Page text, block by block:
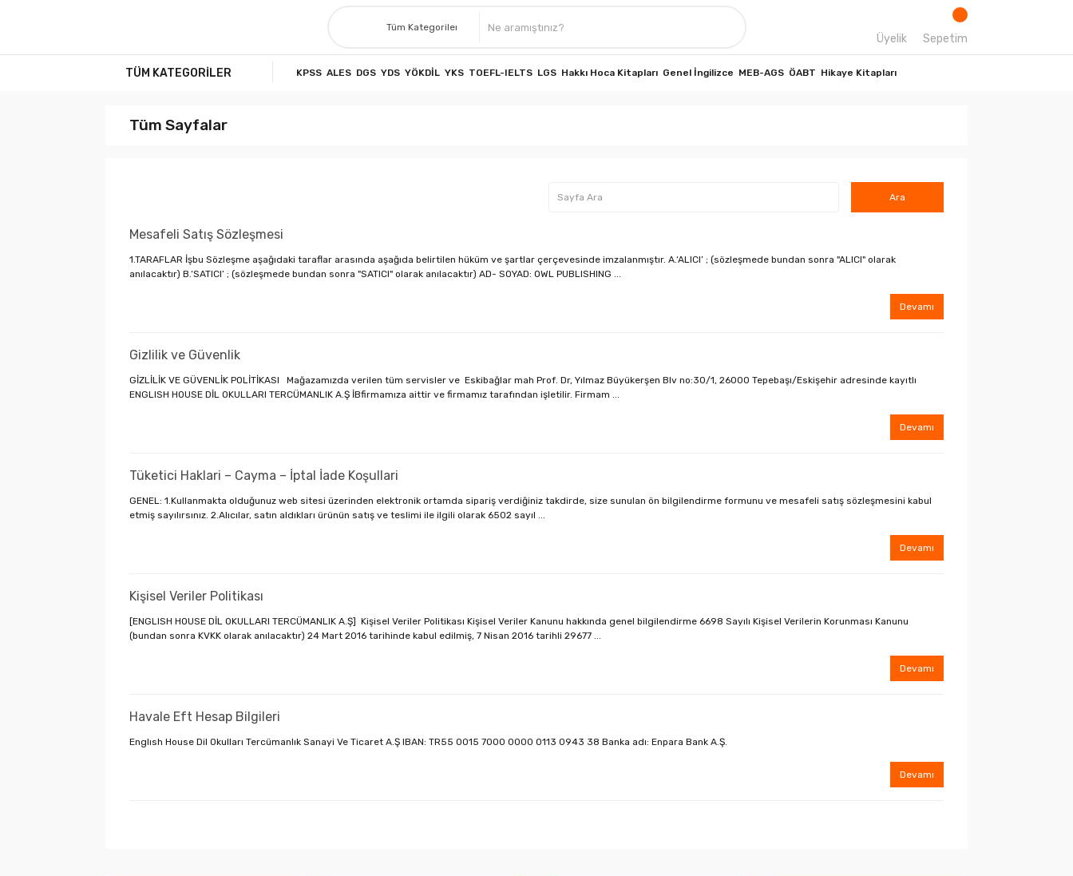
Üyelik Sepetim
TÜM KATEGORİLER KPSS ALES DGS YDS YÖKDİL YKS TOEFL-IELTS LGS Hakkı Hoca Kitapları Genel İngilizce MEB-AGS ÖABT Hikaye Kitapları
Tüm Sayfalar
Mesafeli Satış Sözleşmesi
1.TARAFLAR İşbu Sözleşme aşağıdaki taraflar arasında aşağıda belirtilen hüküm ve şartlar çerçevesinde imzalanmıştır. A.‘ALICI’ ; (sözleşmede bundan sonra "ALICI" olarak
anılacaktır) B.‘SATICI’ ; (sözleşmede bundan sonra "SATICI" olarak anılacaktır) AD- SOYAD: OWL PUBLISHING ...
Devamı
Gizlilik ve Güvenlik
GİZLİLİK VE GÜVENLİK POLİTİKASI Mağazamızda verilen tüm servisler ve Eskibağlar mah Prof. Dr, Yılmaz Büyükerşen Blv no:30/1, 26000 Tepebaşı/Eskişehir adresinde kayıtlı
ENGLISH HOUSE DİL OKULLARI TERCÜMANLIK A.Ş İBfirmamıza aittir ve firmamız tarafından işletilir. Firmam ...
Devamı
Tüketici Haklari – Cayma – İptal İade Koşullari
GENEL: 1.Kullanmakta olduğunuz web sitesi üzerinden elektronik ortamda sipariş verdiğiniz takdirde, size sunulan ön bilgilendirme formunu ve mesafeli satış sözleşmesini kabul
etmiş sayılırsınız. 2.Alıcılar, satın aldıkları ürünün satış ve teslimi ile ilgili olarak 6502 sayıl ...
Devamı
Kişisel Veriler Politikası
[ENGLISH HOUSE DİL OKULLARI TERCÜMANLIK A.Ş] Kişisel Veriler Politikası Kişisel Veriler Kanunu hakkında genel bilgilendirme 6698 Sayılı Kişisel Verilerin Korunması Kanunu
(bundan sonra KVKK olarak anılacaktır) 24 Mart 2016 tarihinde kabul edilmiş, 7 Nisan 2016 tarihli 29677 ...
Devamı
Havale Eft Hesap Bilgileri
Englısh House Dil Okulları Tercümanlık Sanayi Ve Ticaret A.Ş IBAN: TR55 0015 7000 0000 0113 0943 38 Banka adı: Enpara Bank A.Ş.
Devamı